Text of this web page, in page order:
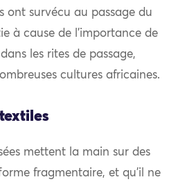
ont survécu au passage du
à cause de l’importance de
les rites de passage,
cultures africaines.
mettent la main sur des
fragmentaire, et qu’il ne